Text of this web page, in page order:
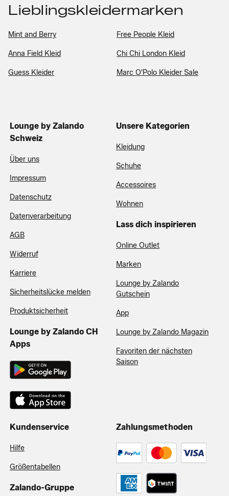
Lieblingskleidermarken
Mint and Berry Free People Kleid
Anna Field Kleid Chi Chi London Kleid
Guess Kleider Marc O'Polo Kleider Sale
Lounge by Zalando
Schweiz
Über uns
Impressum
Datenschutz
Datenverarbeitung
AGB
Widerruf
Karriere
Sicherheitslücke melden
Produktsicherheit
Lounge by Zalando CH
Apps
Unsere Kategorien
Kleidung
Schuhe
Accessoires
Wohnen
Lass dich inspirieren
Online Outlet
Marken
Lounge by Zalando
Gutschein
App
Lounge by Zalando Magazin
Favoriten der nächsten
Saison
Kundenservice
Hilfe
Größentabellen
Zalando-Gruppe
Zahlungsmethoden